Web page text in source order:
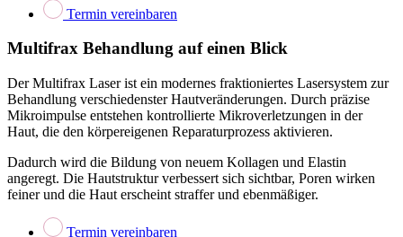
Termin vereinbaren
Multifrax Behandlung auf einen Blick
Der Multifrax Laser ist ein modernes fraktioniertes Lasersystem zur
Behandlung verschiedenster Hautveränderungen. Durch präzise
Mikroimpulse entstehen kontrollierte Mikroverletzungen in der
Haut, die den körpereigenen Reparaturprozess aktivieren.
Dadurch wird die Bildung von neuem Kollagen und Elastin
angeregt. Die Hautstruktur verbessert sich sichtbar, Poren wirken
feiner und die Haut erscheint straffer und ebenmäßiger.
Termin vereinbaren